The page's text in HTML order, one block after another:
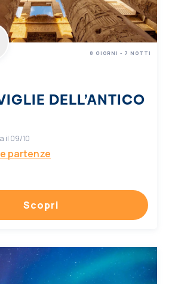
DELL’ANTICO
8 GIORNI - 7 NOTTI
il 09/10
partenze
Scopri